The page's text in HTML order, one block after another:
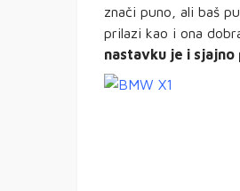
znači puno, ali baš
prilazi kao i ona
nastavku je i